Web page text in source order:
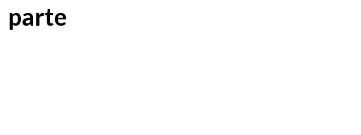
parte